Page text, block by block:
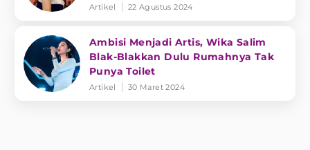
Artikel 22 Agustus 2024
Ambisi Menjadi Artis, Wika Salim
Blak-Blakkan Dulu Rumahnya Tak
Punya Toilet
Artikel 30 Maret 2024